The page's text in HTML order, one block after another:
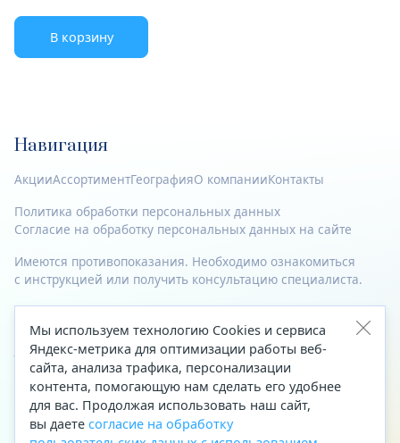
В корзину
Навигация
АкцииАссортиментГеографияО компанииКонтакты
Политика обработки персональных данных
Согласие на обработку персональных данных на сайте
Имеются противопоказания. Необходимо ознакомиться
с инструкцией или получить консультацию специалиста.
© 2023—2026 Все права защищены.
Адрес
Архангельск, ул. Папанина, д. 19 (вход в здание со стороны
автоцентра «Тойота»)
Приемная Генерального директора
Мы используем технологию Cookies и сервиса
Яндекс-метрика для оптимизации работы веб-
сайта, анализа трафика, персонализации
контента, помогающую нам сделать его удобнее
для вас. Продолжая использовать наш сайт,
вы даете согласие на обработку